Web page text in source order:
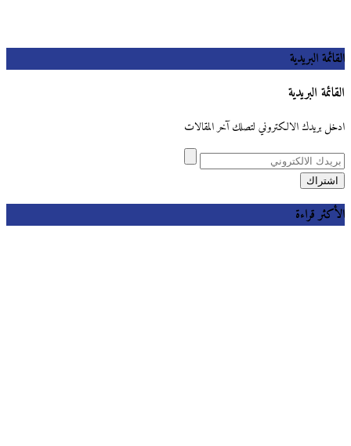
القائمة البريدية
القائمة البريدية
ادخل بريدك الالكتروني لتصلك آخر المقالات
الأكثر قراءة